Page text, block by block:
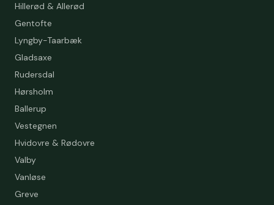
Hillerød & Allerød
Gentofte
Lyngby-Taarbæk
Gladsaxe
Rudersdal
Hørsholm
Ballerup
Vestegnen
Hvidovre & Rødovre
Valby
Vanløse
Greve